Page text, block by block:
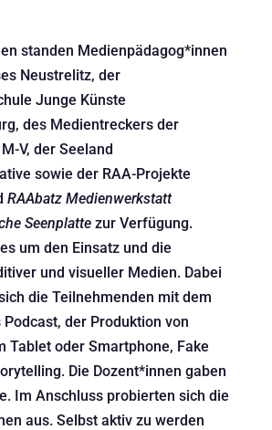
standen Medienpädagog*innen
Neustrelitz, der
Junge Künste
des Medientreckers der
V, der Seeland
sowie der RAA-Projekte
RAAbatz Medienwerkstatt
Seenplattezur Verfügung.
um den Einsatz und die
und visueller Medien. Dabei
die Teilnehmenden mit dem
der Produktion von
Tablet oder Smartphone, Fake
Die Dozent*innen gaben
Im Anschluss probierten sich die
aus. Selbst aktiv zu werden